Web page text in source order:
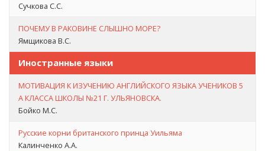
Сучкова С.С.
ПОЧЕМУ В РАКОВИНЕ СЛЫШНО МОРЕ?
Ямщикова В.С.
Иностранные языки
МОТИВАЦИЯ К ИЗУЧЕНИЮ АНГЛИЙСКОГО ЯЗЫКА УЧЕНИКОВ 5
А КЛАССА ШКОЛЫ №21 Г. УЛЬЯНОВСКА.
Бойко М.С.
Русские корни британского принца Уильяма
Калинченко А.А.